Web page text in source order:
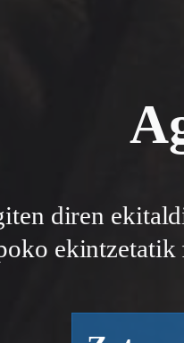
diren
ekintzetatik